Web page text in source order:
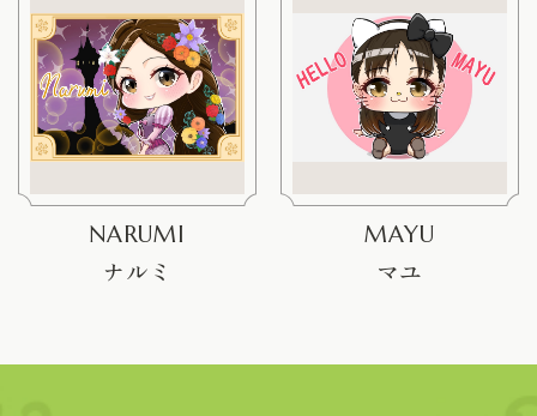
NARUMI
ナルミ
MAYU
マユ